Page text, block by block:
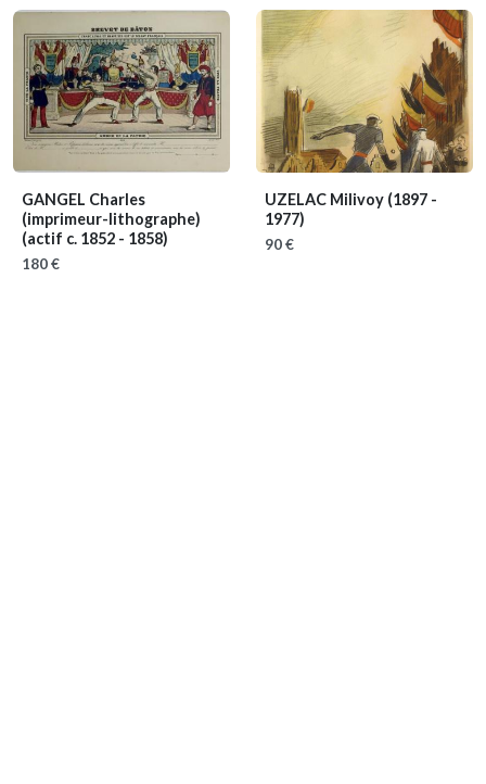
GANGEL Charles
(imprimeur-lithographe)
(actif c. 1852 - 1858)
180 €
UZELAC Milivoy (1897 -
1977)
90 €